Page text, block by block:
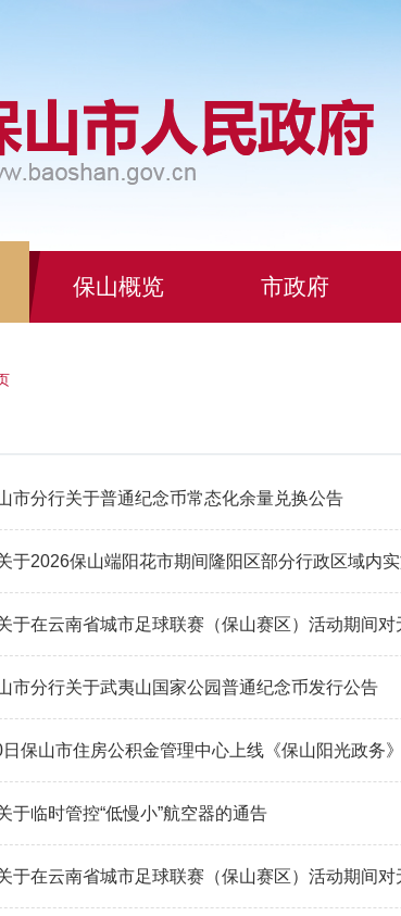
保山概览 市政府
市分行关于普通纪念币常态化余量兑换公告
于2026保山端阳花市期间隆阳区部分行政区域内
于在云南省城市足球联赛（保山赛区）活动期间
市分行关于武夷山国家公园普通纪念币发行公告
保山市住房公积金管理中心上线《保山阳光政务》
于临时管控“低慢小”航空器的通告
于在云南省城市足球联赛（保山赛区）活动期间